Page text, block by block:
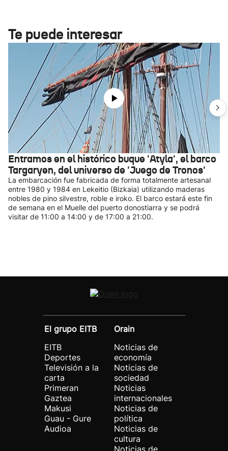
Te puede interesar
Entramos en el histórico buque 'Atyla', el barco
Targaryen, del universo de 'Juego de Tronos'
La embarcación fue fabricada de forma totalmente artesanal
entre 1980 y 1984 en Lekeitio (Bizkaia) utilizando maderas
nobles de pino silvestre, roble e iroko. El barco estará este fin
de semana en el Muelle del puerto donostiarra y se podrá
visitar de 11:00 a 14:00 y de 17:00 a 21:00.
El grupo EITB
EITB
Deportes
Televisión a la
carta
Primeran
Gaztea
Makusi
Guau - Gure
Audioa
Orain
Noticias de
economía
Noticias de
sociedad
Noticias
internacionales
Noticias de
política
Noticias de
cultura
Noticias de